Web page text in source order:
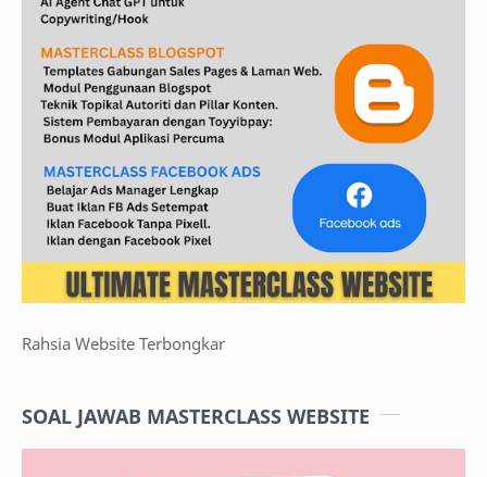
Rahsia Website Terbongkar
SOAL JAWAB MASTERCLASS WEBSITE